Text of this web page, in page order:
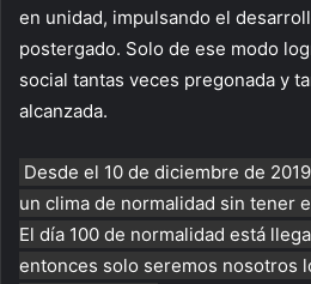
en unidad, impulsando el
postergado. Solo de ese modo
social tantas veces pregonada y
alcanzada.
Desde el 10 de diciembre de
un clima de normalidad sin tener
El día 100 de normalidad está
entonces solo seremos nosotros